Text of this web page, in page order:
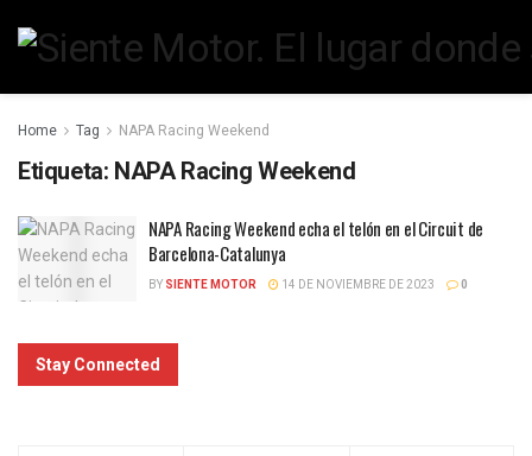
Home Tag NAPA Racing Weekend
Etiqueta: NAPA Racing Weekend
NAPA Racing Weekend echa el telón en el Circuit de
Barcelona-Catalunya
BY SIENTE MOTOR 14 DE NOVIEMBRE DE 2023 0
Stay Connected